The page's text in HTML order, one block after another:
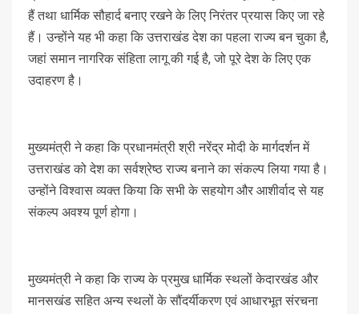
हैं तथा धार्मिक सौहार्द बनाए रखने के लिए निरंतर प्रयास किए जा रहे
हैं। उन्होंने यह भी कहा कि उत्तराखंड देश का पहला राज्य बन चुका है,
जहां समान नागरिक संहिता लागू की गई है, जो पूरे देश के लिए एक
उदाहरण है।
मुख्यमंत्री ने कहा कि प्रधानमंत्री श्री नरेंद्र मोदी के मार्गदर्शन में
उत्तराखंड को देश का सर्वश्रेष्ठ राज्य बनाने का संकल्प लिया गया है।
उन्होंने विश्वास व्यक्त किया कि सभी के सहयोग और आशीर्वाद से यह
संकल्प अवश्य पूर्ण होगा।
मुख्यमंत्री ने कहा कि राज्य के प्रमुख धार्मिक स्थलों केदारखंड और
मानसखंड सहित अन्य स्थलों के सौंदर्यीकरण एवं आधारभूत संरचना